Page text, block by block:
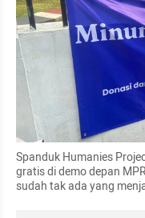
Spanduk Humanies
gratis di demo depan
sudah tak ada yang